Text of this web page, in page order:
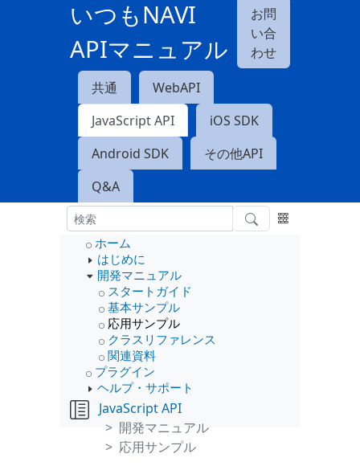
いつもNAVI
APIマニュアル
お問
い合
わせ
共通
WebAPI
JavaScript API
iOS SDK
Android SDK
その他API
Q&A
ホーム
はじめに
開発マニュアル
スタートガイド
基本サンプル
応用サンプル
クラスリファレンス
関連資料
プラグイン
ヘルプ・サポート
JavaScript API
開発マニュアル
応用サンプル